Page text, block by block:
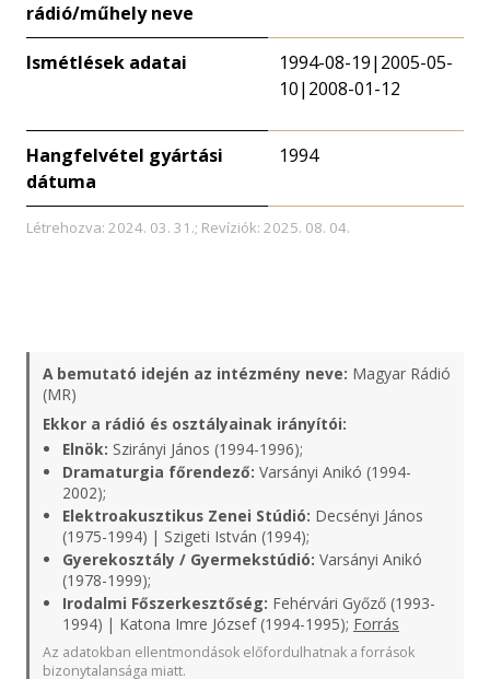
rádió/műhely neve
Ismétlések adatai
1994-08-19|2005-05-
10|2008-01-12
Hangfelvétel gyártási
dátuma
1994
Létrehozva: 2024. 03. 31.; Revíziók: 2025. 08. 04.
A bemutató idején az intézmény neve: Magyar Rádió
(MR)
Ekkor a rádió és osztályainak irányítói:
Elnök: Szirányi János (1994-1996);
Dramaturgia főrendező: Varsányi Anikó (1994-
2002);
Elektroakusztikus Zenei Stúdió: Decsényi János
(1975-1994) | Szigeti István (1994);
Gyerekosztály / Gyermekstúdió: Varsányi Anikó
(1978-1999);
Irodalmi Főszerkesztőség: Fehérvári Győző (1993-
1994) | Katona Imre József (1994-1995); Forrás
Az adatokban ellentmondások előfordulhatnak a források
bizonytalansága miatt.